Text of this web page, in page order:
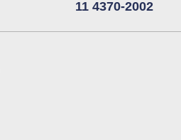
11 4370-2002